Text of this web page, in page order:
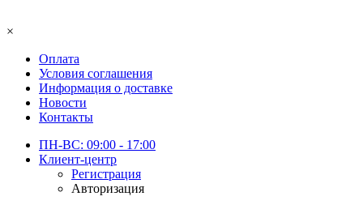
×
Оплата
Условия соглашения
Информация о доставке
Новости
Контакты
ПН-ВС: 09:00 - 17:00
Клиент-центр
Регистрация
Авторизация